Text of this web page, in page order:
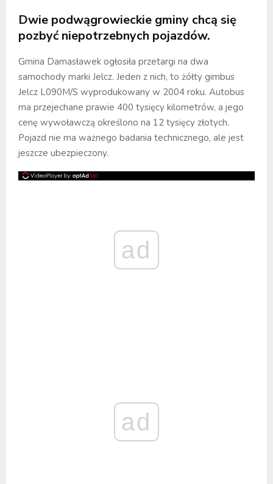
Dwie podwągrowieckie gminy chcą się
pozbyć niepotrzebnych pojazdów.
Gmina Damasławek ogłosiła przetargi na dwa
samochody marki Jelcz. Jeden z nich, to żółty gimbus
Jelcz L090M/S wyprodukowany w 2004 roku. Autobus
ma przejechane prawie 400 tysięcy kilometrów, a jego
cenę wywoławczą określono na 12 tysięcy złotych.
Pojazd nie ma ważnego badania technicznego, ale jest
jeszcze ubezpieczony.
ad
ad